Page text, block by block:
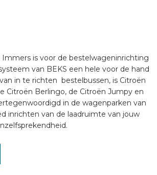
is voor de bestelwageninrichting
van BEKS een hele voor de hand
in te richten bestelbussen, is Citroën
Citroën Berlingo, de Citroën Jumpy en
in de wagenparken van
inrichten van de laadruimte van jouw